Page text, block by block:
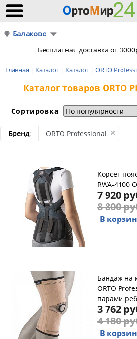
Балаково
Бесплатная доставка от
Главная | Каталог | Каталог | ORTO
Каталог товаров ORTO
Сортировка
Бренд: ORTO Professional
Корсет
RWA-4100
7 920
8 800
В
Бандаж на
ORTO
парами
3 762
4 180
В